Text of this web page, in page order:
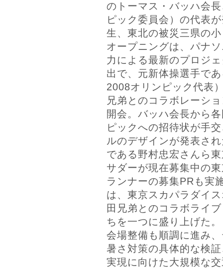
のトーマス・バッハ会
ピック委員会）の代表
生、東北の被災三県の
オープニングは、パナ
力による最新のプロジ
出で、元新体操選手で
2008オリンピック代表
兄弟とのコラボレーシ
開会。バッハ会長から
ピックへの招待状が手
ルのデザインが発表さ
である野村忠宏さんら
サダーが現在募集中の
ランナーの募集PRも実
は、東京スカパラダイ
田兄弟とのコラボライ
ちを一つに盛り上げた。
会場整備も順調に進み
暑さ対策の具体的な検
実現に向けた大規模な